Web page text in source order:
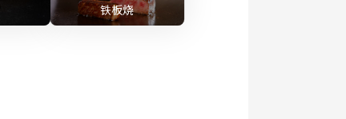
铁板烧